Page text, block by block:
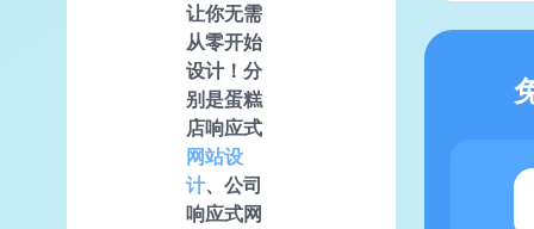
让你无需
从零开始
设计！分
别是蛋糕
店响应式
网站设
计、公司
响应式网